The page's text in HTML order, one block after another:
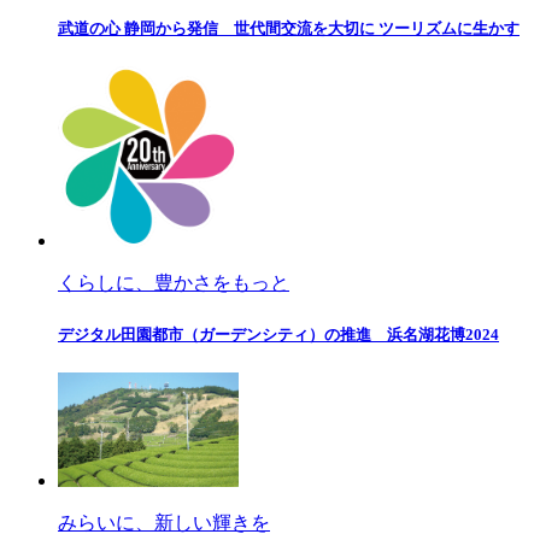
武道の心 静岡から発信 世代間交流を大切に ツーリズムに生かす
くらしに、豊かさをもっと
デジタル田園都市（ガーデンシティ）の推進 浜名湖花博2024
みらいに、新しい輝きを